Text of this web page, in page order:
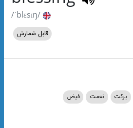
/ˈblɛsɪŋ/
قابل شمارش
برکت نعمت فیض